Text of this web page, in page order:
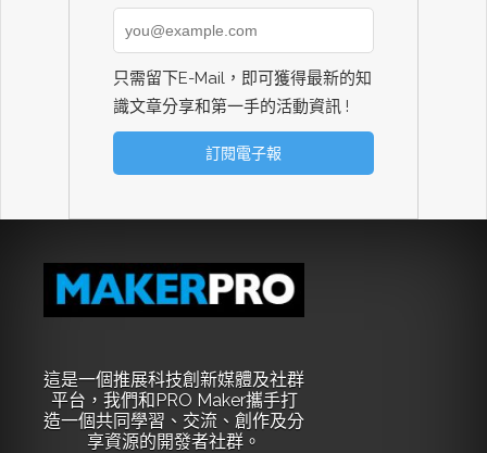
只需留下E-Mail，即可獲得最新的知
識文章分享和第一手的活動資訊 !
這是一個推展科技創新媒體及社群
平台，我們和PRO Maker攜手打
造一個共同學習、交流、創作及分
享資源的開發者社群。